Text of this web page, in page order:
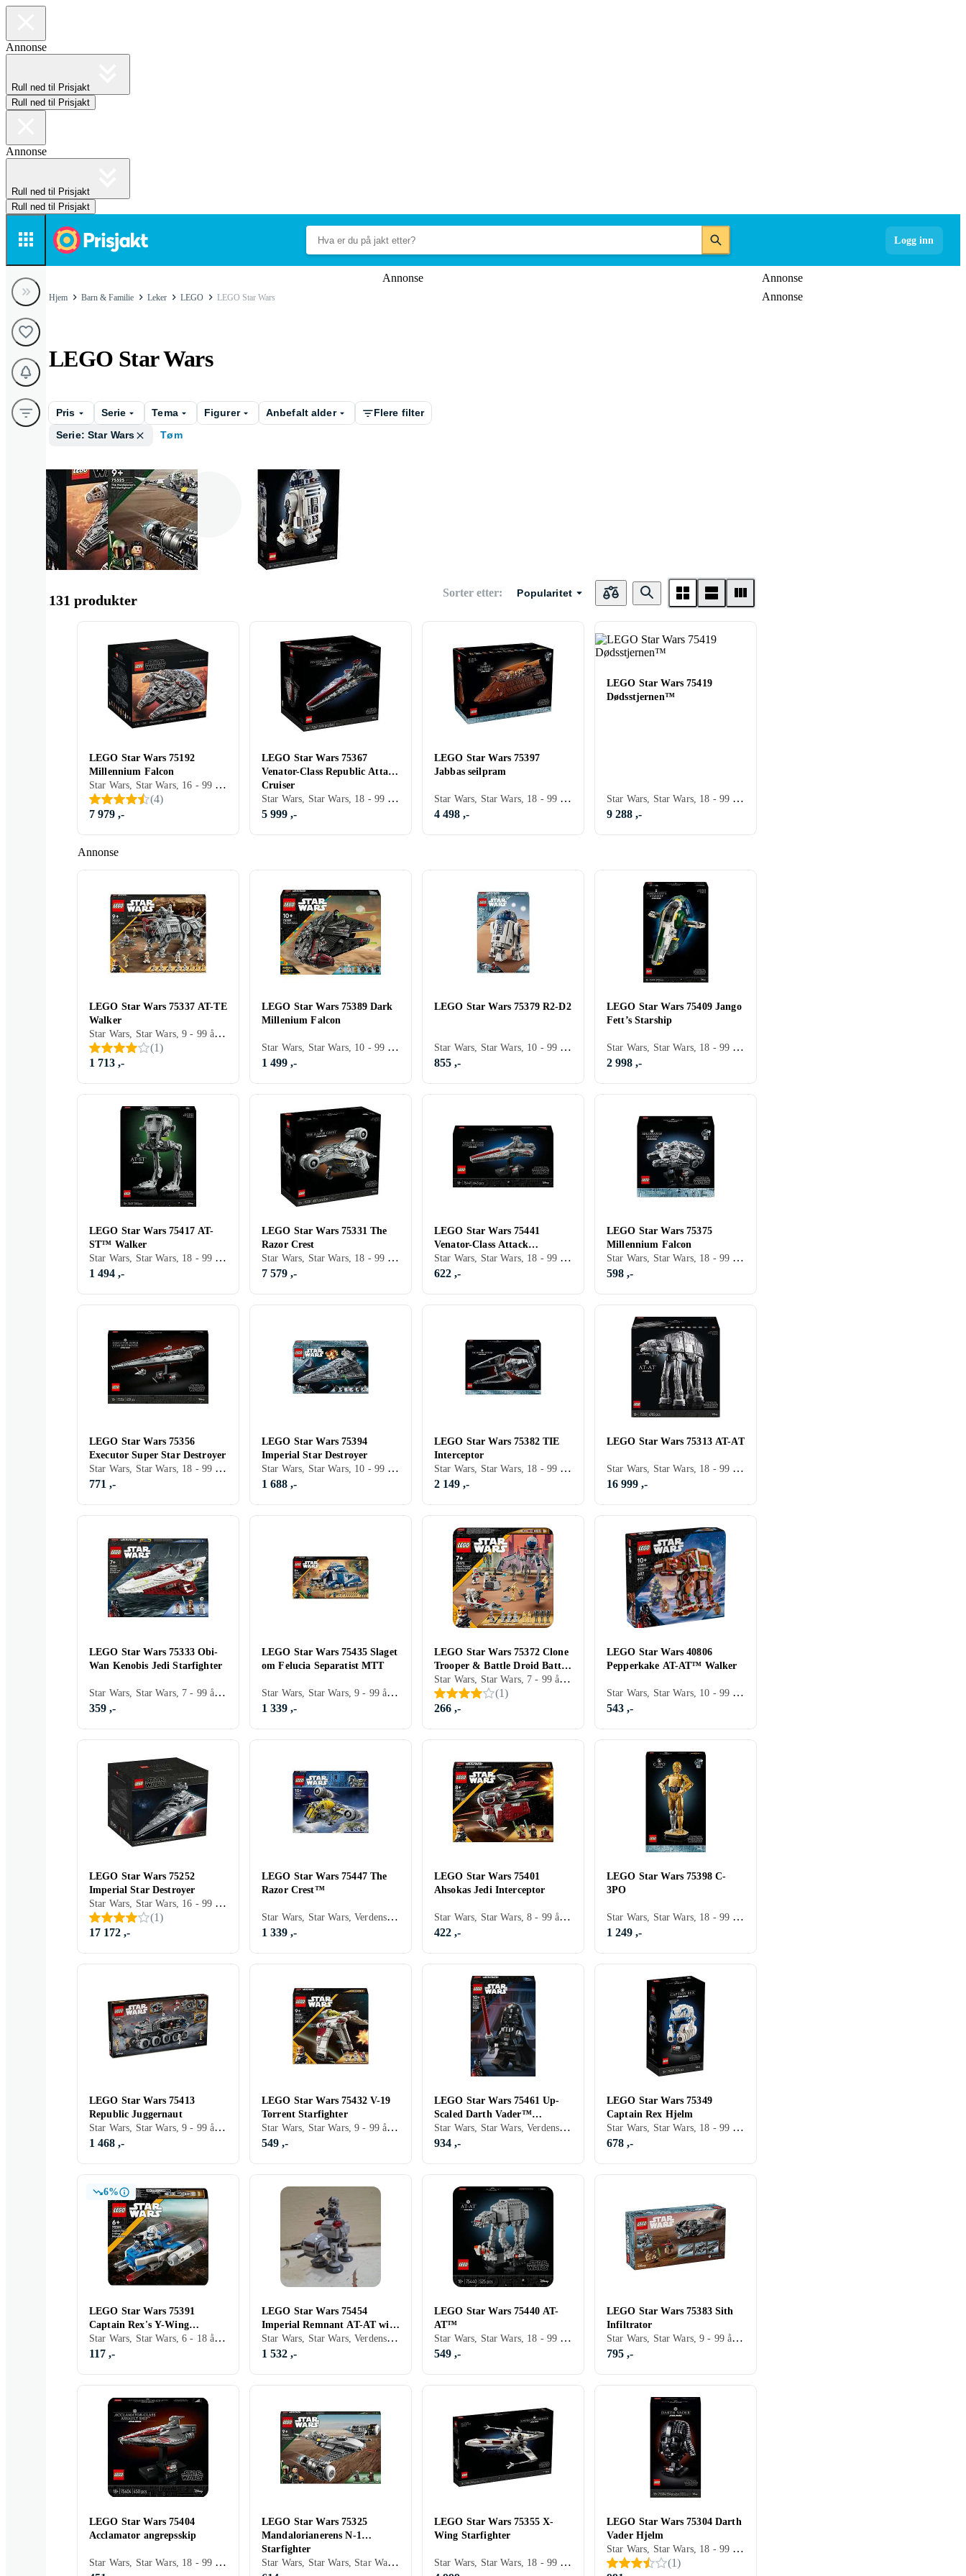
Annonse
Rull ned til Prisjakt
Rull ned til Prisjakt
Annonse
Rull ned til Prisjakt
Rull ned til Prisjakt
Logg inn
Annonse
Annonse
Annonse
Hjem Barn & Familie Leker LEGO LEGO Star Wars
LEGO Star Wars
Pris Serie Tema Figurer Anbefalt alder
Flere filter
Serie: Star Wars
Tøm
Star Wars
Star Wars The
Mandalorian
R2D2
131 produkter Sorter etter: Popularitet
Annonse
LEGO Star Wars 75192
Millennium Falcon
Star Wars, Star Wars, 16 - 99 år, Verdensrommet, Filmkarakterer, 7541 stk
(4)
7 979 ,-
LEGO Star Wars 75367
Venator-Class Republic Attack
Cruiser
Star Wars, Star Wars, 18 - 99 år, Verdensrommet, Filmkarakterer, 5374 stk
5 999 ,-
LEGO Star Wars 75397
Jabbas seilpram
Star Wars, Star Wars, 18 - 99 år, Verdensrommet, Filmkarakterer, 3942 stk
4 498 ,-
LEGO Star Wars 75419
Dødsstjernen™
Star Wars, Star Wars, 18 - 99 år, Verdensrommet, Filmkarakterer, 9023 stk
9 288 ,-
LEGO Star Wars 75337 AT-TE
Walker
Star Wars, Star Wars, 9 - 99 år, Verdensrommet, Filmkarakterer, 1082 stk
(1)
1 713 ,-
LEGO Star Wars 75389 Dark
Millenium Falcon
Star Wars, Star Wars, 10 - 99 år, Verdensrommet, Filmkarakterer, 1579 stk
1 499 ,-
LEGO Star Wars 75379 R2-D2
Star Wars, Star Wars, 10 - 99 år, Verdensrommet, Filmkarakterer, Roboter, 1050 stk
855 ,-
LEGO Star Wars 75409 Jango
Fett’s Starship
Star Wars, Star Wars, 18 - 99 år, Verdensrommet, Filmkarakterer, 2970 stk
2 998 ,-
LEGO Star Wars 75417 AT-
ST™ Walker
Star Wars, Star Wars, 18 - 99 år, Verdensrommet, Filmkarakterer, 1513 stk
1 494 ,-
LEGO Star Wars 75331 The
Razor Crest
Star Wars, Star Wars, 18 - 99 år, Verdensrommet, Filmkarakterer, 6187 stk
7 579 ,-
LEGO Star Wars 75441
Venator-Class Attack
Cruiser™
Star Wars, Star Wars, 18 - 99 år, Verdensrommet, Filmkarakterer, 643 stk
622 ,-
LEGO Star Wars 75375
Millennium Falcon
Star Wars, Star Wars, 18 - 99 år, Verdensrommet, Filmkarakterer, 921 stk
598 ,-
LEGO Star Wars 75356
Executor Super Star Destroyer
Star Wars, Star Wars, 18 - 99 år, Verdensrommet, Filmkarakterer, 630 stk
771 ,-
LEGO Star Wars 75394
Imperial Star Destroyer
Star Wars, Star Wars, 10 - 99 år, Verdensrommet, Filmkarakterer, 1555 stk
1 688 ,-
LEGO Star Wars 75382 TIE
Interceptor
Star Wars, Star Wars, 18 - 99 år, Verdensrommet, Filmkarakterer, 1931 stk
2 149 ,-
LEGO Star Wars 75313 AT-AT
Star Wars, Star Wars, 18 - 99 år, Verdensrommet, Filmkarakterer, 6785 stk
16 999 ,-
LEGO Star Wars 75333 Obi-
Wan Kenobis Jedi Starfighter
Star Wars, Star Wars, 7 - 99 år, Verdensrommet, Filmkarakterer, 282 stk
359 ,-
LEGO Star Wars 75435 Slaget
om Felucia Separatist MTT
Star Wars, Star Wars, 9 - 99 år, Verdensrommet, Filmkarakterer, 976 stk
1 339 ,-
LEGO Star Wars 75372 Clone
Trooper & Battle Droid Battle
Pack
Star Wars, Star Wars, 7 - 99 år, Verdensrommet, Filmkarakterer, Roboter, 215 stk
(1)
266 ,-
LEGO Star Wars 40806
Pepperkake AT-AT™ Walker
Star Wars, Star Wars, 10 - 99 år, Verdensrommet, Filmkarakterer, Roboter, Jul, 697 stk
543 ,-
LEGO Star Wars 75252
Imperial Star Destroyer
Star Wars, Star Wars, 16 - 99 år, Verdensrommet, Filmkarakterer, 4784 stk
(1)
17 172 ,-
LEGO Star Wars 75447 The
Razor Crest™
Star Wars, Star Wars, Verdensrommet, Filmkarakterer
1 339 ,-
LEGO Star Wars 75401
Ahsokas Jedi Interceptor
Star Wars, Star Wars, 8 - 99 år, Verdensrommet, Filmkarakterer, 290 stk
422 ,-
LEGO Star Wars 75398 C-
3PO
Star Wars, Star Wars, 18 - 99 år, Verdensrommet, Filmkarakterer, 1138 stk
1 249 ,-
LEGO Star Wars 75413
Republic Juggernaut
Star Wars, Star Wars, 9 - 99 år, Verdensrommet, Filmkarakterer, 813 stk
1 468 ,-
LEGO Star Wars 75432 V-19
Torrent Starfighter
Star Wars, Star Wars, 9 - 99 år, Verdensrommet, Filmkarakterer, 567 stk
549 ,-
LEGO Star Wars 75461 Up-
Scaled Darth Vader™
Minifigure
Star Wars, Star Wars, Verdensrommet, Filmkarakterer
934 ,-
LEGO Star Wars 75349
Captain Rex Hjelm
Star Wars, Star Wars, 18 - 99 år, Verdensrommet, Filmkarakterer, 854 stk
678 ,-
6%
LEGO Star Wars 75391
Captain Rex's Y-Wing
Microfighter
Star Wars, Star Wars, 6 - 18 år, Verdensrommet, Filmkarakterer, 99 stk
117 ,-
LEGO Star Wars 75454
Imperial Remnant AT-AT with
INT-4
Star Wars, Star Wars, Verdensrommet, Filmkarakterer
1 532 ,-
LEGO Star Wars 75440 AT-
AT™
Star Wars, Star Wars, 18 - 99 år, Verdensrommet, Filmkarakterer, 525 stk
549 ,-
LEGO Star Wars 75383 Sith
Infiltrator
Star Wars, Star Wars, 9 - 99 år, Verdensrommet, Filmkarakterer, 640 stk
795 ,-
LEGO Star Wars 75404
Acclamator angrepsskip
Star Wars, Star Wars, 18 - 99 år, Verdensrommet, Filmkarakterer, 450 stk
LEGO Star Wars 75325
Mandalorianerens N-1
Starfighter
Star Wars, Star Wars, Star Wars The Mandalorian, 9 - 99 år, Verdensrommet, Filmkarakterer, 412 stk
LEGO Star Wars 75355 X-
Wing Starfighter
Star Wars, Star Wars, 18 - 99 år, Verdensrommet, Filmkarakterer, 1953 stk
LEGO Star Wars 75304 Darth
Vader Hjelm
Star Wars, Star Wars, 18 - 99 år, Verdensrommet, Filmkarakterer, 834 stk
(1)